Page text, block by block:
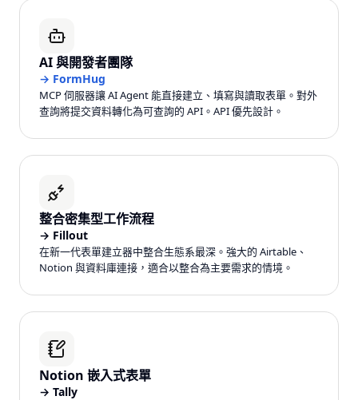
AI 與開發者團隊
→ FormHug
MCP 伺服器讓 AI Agent 能直接建立、填寫與讀取表單。對外
查詢將提交資料轉化為可查詢的 API。API 優先設計。
整合密集型工作流程
→ Fillout
在新一代表單建立器中整合生態系最深。強大的 Airtable、
Notion 與資料庫連接，適合以整合為主要需求的情境。
Notion 嵌入式表單
→ Tally